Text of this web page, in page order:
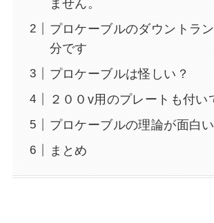
ません。
プロケーブルのダウントラ
分です
プロケーブルは怪しい？
２００v用のプレートも付い
プロケーブルの理論が面白い
まとめ